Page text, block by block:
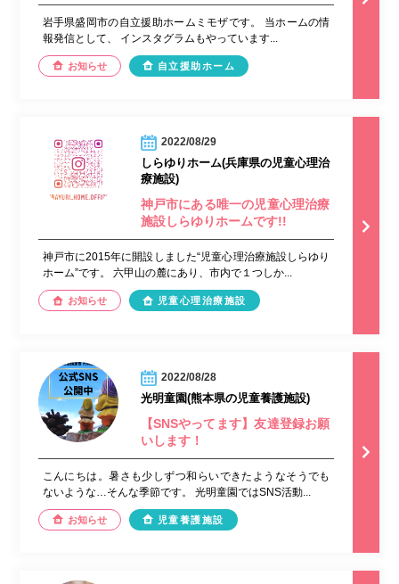
岩手県盛岡市の自立援助ホームミモザです。 当ホームの情
報発信として、 インスタグラムもやっています...
お知らせ 自立援助ホーム
2022/08/29
しらゆりホーム(兵庫県の児童心理治
療施設)
神戸市にある唯一の児童心理治療
施設しらゆりホームです!!
神戸市に2015年に開設しました“児童心理治療施設しらゆり
ホーム”です。 六甲山の麓にあり、市内で１つしか...
お知らせ 児童心理治療施設
2022/08/28
光明童園(熊本県の児童養護施設)
【SNSやってます】友達登録お願
いします！
こんにちは。暑さも少しずつ和らいできたようなそうでも
ないような…そんな季節です。 光明童園ではSNS活動...
お知らせ 児童養護施設